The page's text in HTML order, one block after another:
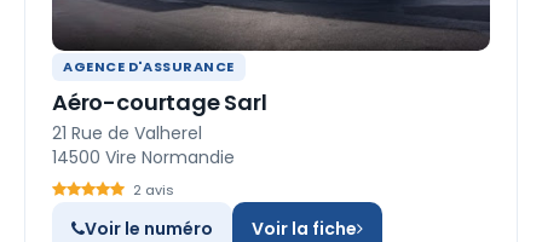
AGENCE D'ASSURANCE
Aéro-courtage Sarl
21 Rue de Valherel
14500 Vire Normandie
2 avis
Voir le numéro Voir la fiche